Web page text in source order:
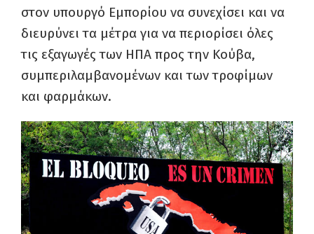
στον υπουργό Εμπορίου να συνεχίσει και να
διευρύνει τα μέτρα για να περιορίσει όλες
τις εξαγωγές των ΗΠΑ προς την Κούβα,
συμπεριλαμβανομένων και των τροφίμων
και φαρμάκων.